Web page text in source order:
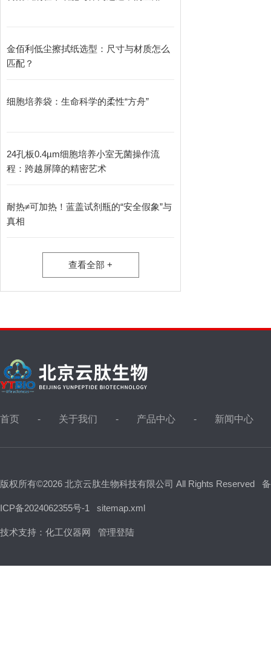
金佰利低尘擦拭纸选型：尺寸与材质怎么
匹配？
细胞培养袋：生命科学的柔性“方舟”
24孔板0.4µm细胞培养小室无菌操作流
程：跨越屏障的精密艺术
耐热≠可加热！蓝盖试剂瓶的“安全假象”与
真相
查看全部 +
首页 关于我们 产品中心 新闻中心
版权所有©2026 北京云肽生物科技有限公司 All Rights Reserved
ICP备2024062355号-1 sitemap.xml
技术支持： 化工仪器网 管理登陆